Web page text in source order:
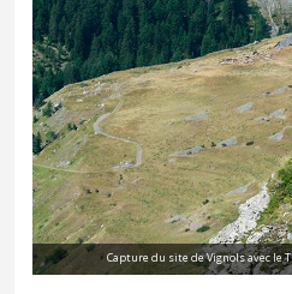
Capture du site de Vignols avec le